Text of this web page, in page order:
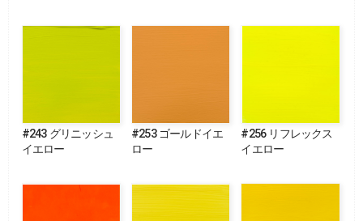
#243 グリニッシュ
イエロー
#253 ゴールドイエ
ロー
#256 リフレックス
イエロー